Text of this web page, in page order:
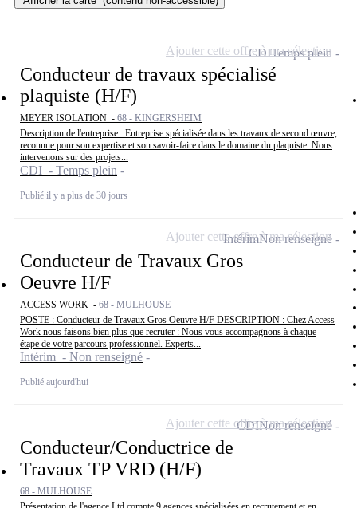
Conducteur de travaux spécialisé
plaquiste (H/F)
MEYER ISOLATION - 68 - KINGERSHEIM
Description de l'entreprise : Entreprise spécialisée dans les travaux de second œuvre,
reconnue pour son expertise et son savoir-faire dans le domaine du plaquiste. Nous
intervenons sur des projets...
CDI - Temps plein
Publié il y a plus de 30 jours
CDITemps plein
Ajouter cette offre à ma sélection
Conducteur de Travaux Gros
Oeuvre H/F
ACCESS WORK - 68 - MULHOUSE
POSTE : Conducteur de Travaux Gros Oeuvre H/F DESCRIPTION : Chez Access
Work nous faisons bien plus que recruter : Nous vous accompagnons à chaque
étape de votre parcours professionnel. Experts...
Intérim - Non renseigné
Publié aujourd'hui
IntérimNon renseigné
Ajouter cette offre à ma sélection
Conducteur/Conductrice de
Travaux TP VRD (H/F)
68 - MULHOUSE
CDINon renseigné
Ajouter cette offre à ma sélection